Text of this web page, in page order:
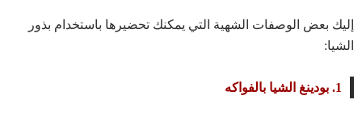
إليك بعض الوصفات الشهية التي يمكنك تحضيرها باستخدام بذور
الشيا:
1. بودينغ الشيا بالفواكه